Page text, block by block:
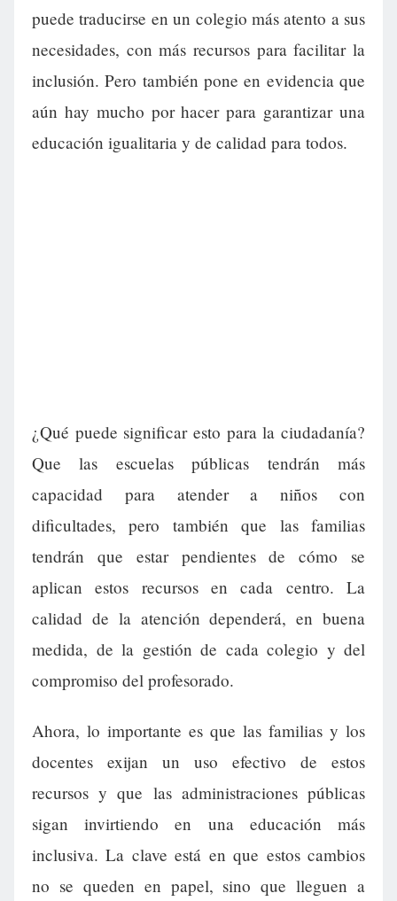
puede traducirse en un colegio más atento a sus
necesidades, con más recursos para facilitar la
inclusión. Pero también pone en evidencia que
aún hay mucho por hacer para garantizar una
educación igualitaria y de calidad para todos.
¿Qué puede significar esto para la ciudadanía?
Que las escuelas públicas tendrán más
capacidad para atender a niños con
dificultades, pero también que las familias
tendrán que estar pendientes de cómo se
aplican estos recursos en cada centro. La
calidad de la atención dependerá, en buena
medida, de la gestión de cada colegio y del
compromiso del profesorado.
Ahora, lo importante es que las familias y los
docentes exijan un uso efectivo de estos
recursos y que las administraciones públicas
sigan invirtiendo en una educación más
inclusiva. La clave está en que estos cambios
no se queden en papel, sino que lleguen a